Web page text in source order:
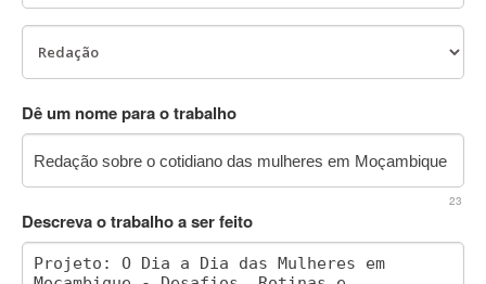
Dê um nome para o trabalho
23
Descreva o trabalho a ser feito